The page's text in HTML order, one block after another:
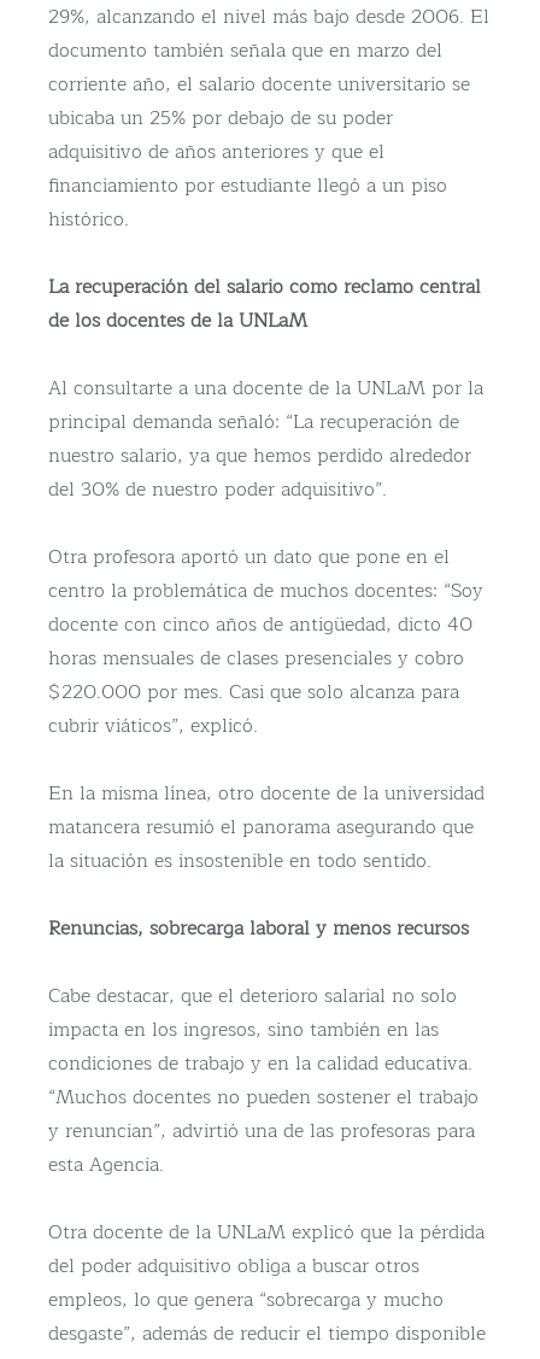
29%, alcanzando el nivel más bajo desde 2006. El
documento también señala que en marzo del
corriente año, el salario docente universitario se
ubicaba un 25% por debajo de su poder
adquisitivo de años anteriores y que el
financiamiento por estudiante llegó a un piso
histórico.
La recuperación del salario como reclamo central
de los docentes de la UNLaM
Al consultarte a una docente de la UNLaM por la
principal demanda señaló: “La recuperación de
nuestro salario, ya que hemos perdido alrededor
del 30% de nuestro poder adquisitivo”.
Otra profesora aportó un dato que pone en el
centro la problemática de muchos docentes: “Soy
docente con cinco años de antigüedad, dicto 40
horas mensuales de clases presenciales y cobro
$220.000 por mes. Casi que solo alcanza para
cubrir viáticos”, explicó.
En la misma línea, otro docente de la universidad
matancera resumió el panorama asegurando que
la situación es insostenible en todo sentido.
Renuncias, sobrecarga laboral y menos recursos
Cabe destacar, que el deterioro salarial no solo
impacta en los ingresos, sino también en las
condiciones de trabajo y en la calidad educativa.
“Muchos docentes no pueden sostener el trabajo
y renuncian”, advirtió una de las profesoras para
esta Agencia.
Otra docente de la UNLaM explicó que la pérdida
del poder adquisitivo obliga a buscar otros
empleos, lo que genera “sobrecarga y mucho
desgaste”, además de reducir el tiempo disponible